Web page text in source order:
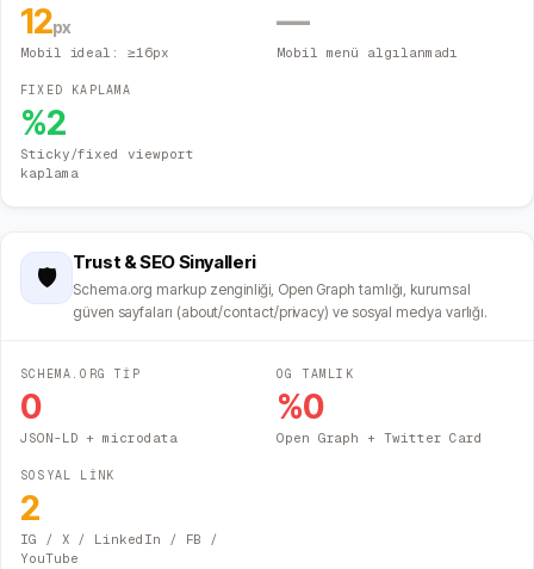
12px
Mobil ideal: ≥16px
—
Mobil menü algılanmadı
FIXED KAPLAMA
%2
Sticky/fixed viewport
kaplama
🛡️
Trust & SEO Sinyalleri
Schema.org markup zenginliği, Open Graph tamlığı, kurumsal
güven sayfaları (about/contact/privacy) ve sosyal medya varlığı.
SCHEMA.ORG TİP
0
JSON-LD + microdata
OG TAMLIK
%0
Open Graph + Twitter Card
SOSYAL LİNK
2
IG / X / LinkedIn / FB /
YouTube